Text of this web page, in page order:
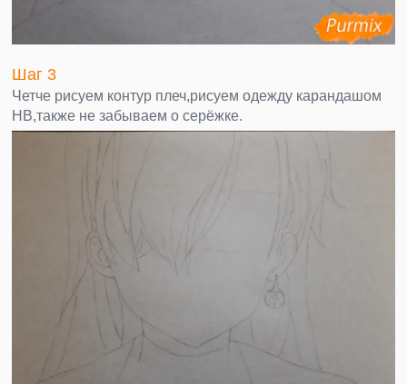
Шаг 3
Четче рисуем контур плеч,рисуем одежду карандашом
НВ,также не забываем о серёжке.